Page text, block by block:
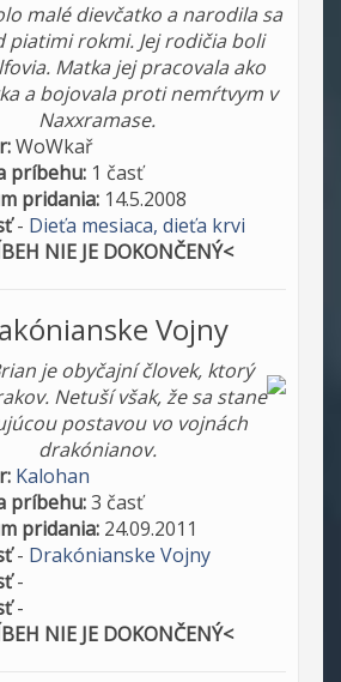
malé dievčatko a narodila sa
piatimi rokmi. Jej rodičia boli
Matka jej pracovala ako
a bojovala proti nemŕtvym v
Naxxramase.
WoWkař
príbehu: 1 časť
pridania: 14.5.2008
- Dieťa mesiaca, dieťa krvi
NIE JE DOKONČENÝ<
Vojny
je obyčajní človek, ktorý
Netuší však, že sa stane
postavou vo vojnách
drakónianov.
Kalohan
príbehu:3 časť
pridania: 24.09.2011
- Drakónianske Vojny
-
-
NIE JE DOKONČENÝ<